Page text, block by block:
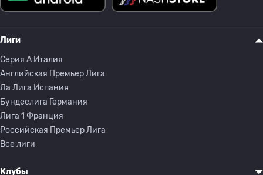
Лиги
Серия A Италия
Английская Премьер Лига
Ла Лига Испания
Бундеслига Германия
Лига 1 Франция
Российская Премьер Лига
Все лиги
Клубы